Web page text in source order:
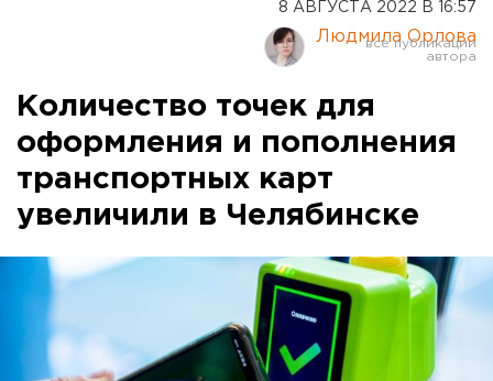
8 АВГУСТА 2022 В 16:57
Людмила Орлова
Количество точек для
оформления и пополнения
транспортных карт
увеличили в Челябинске